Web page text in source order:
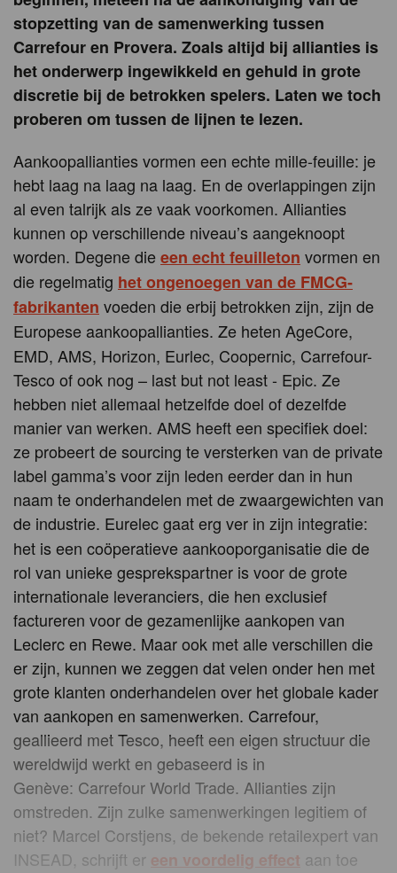
stopzetting van de samenwerking tussen
Carrefour en Provera. Zoals altijd bij allianties is
het onderwerp ingewikkeld en gehuld in grote
discretie bij de betrokken spelers. Laten we toch
proberen om tussen de lijnen te lezen.
Aankoopallianties vormen een echte mille-feuille: je
hebt laag na laag na laag. En de overlappingen zijn
al even talrijk als ze vaak voorkomen. Allianties
kunnen op verschillende niveau’s aangeknoopt
worden. Degene dieeen echt feuilleton vormen en
die regelmatig het ongenoegen van de FMCG-
fabrikanten voeden die erbij betrokken zijn, zijn de
Europese aankoopallianties. Ze heten AgeCore,
EMD, AMS, Horizon, Eurlec, Coopernic, Carrefour-
Tesco of ook nog – last but not least - Epic. Ze
hebben niet allemaal hetzelfde doel of dezelfde
manier van werken. AMS heeft een specifiek doel:
ze probeert de sourcing te versterken van de private
label gamma’s voor zijn leden eerder dan in hun
naam te onderhandelen met de zwaargewichten van
de industrie. Eurelec gaat erg ver in zijn integratie:
het is een coöperatieve aankooporganisatie die de
rol van unieke gesprekspartner is voor de grote
internationale leveranciers, die hen exclusief
factureren voor de gezamenlijke aankopen van
Leclerc en Rewe. Maar ook met alle verschillen die
er zijn, kunnen we zeggen dat velen onder hen met
grote klanten onderhandelen over het globale kader
van aankopen en samenwerken. Carrefour,
geallieerd met Tesco, heeft een eigen structuur die
wereldwijd werkt en gebaseerd is in
Genève: Carrefour World Trade. Allianties zijn
omstreden. Zijn zulke samenwerkingen legitiem of
niet? Marcel Corstjens, de bekende retailexpert van
INSEAD, schrijft er een voordelig effect aan toe